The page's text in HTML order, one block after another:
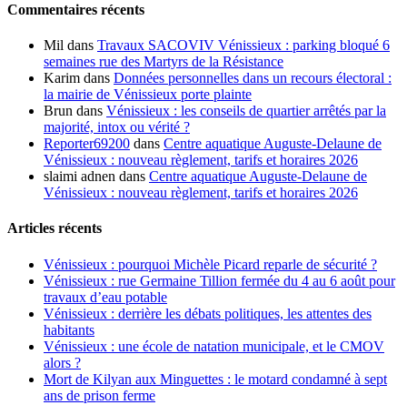
Commentaires récents
Mil dans Travaux SACOVIV Vénissieux : parking bloqué 6
semaines rue des Martyrs de la Résistance
Karim dans Données personnelles dans un recours électoral :
la mairie de Vénissieux porte plainte
Brun dans Vénissieux : les conseils de quartier arrêtés par la
majorité, intox ou vérité ?
Reporter69200 dans Centre aquatique Auguste-Delaune de
Vénissieux : nouveau règlement, tarifs et horaires 2026
slaimi adnen dans Centre aquatique Auguste-Delaune de
Vénissieux : nouveau règlement, tarifs et horaires 2026
Articles récents
Vénissieux : pourquoi Michèle Picard reparle de sécurité ?
Vénissieux : rue Germaine Tillion fermée du 4 au 6 août pour
travaux d’eau potable
Vénissieux : derrière les débats politiques, les attentes des
habitants
Vénissieux : une école de natation municipale, et le CMOV
alors ?
Mort de Kilyan aux Minguettes : le motard condamné à sept
ans de prison ferme